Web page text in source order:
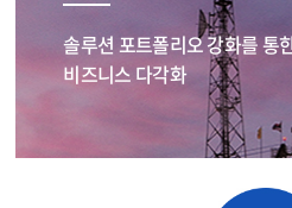
솔루션 포트폴리오 강화를 통
비즈니스 다각화